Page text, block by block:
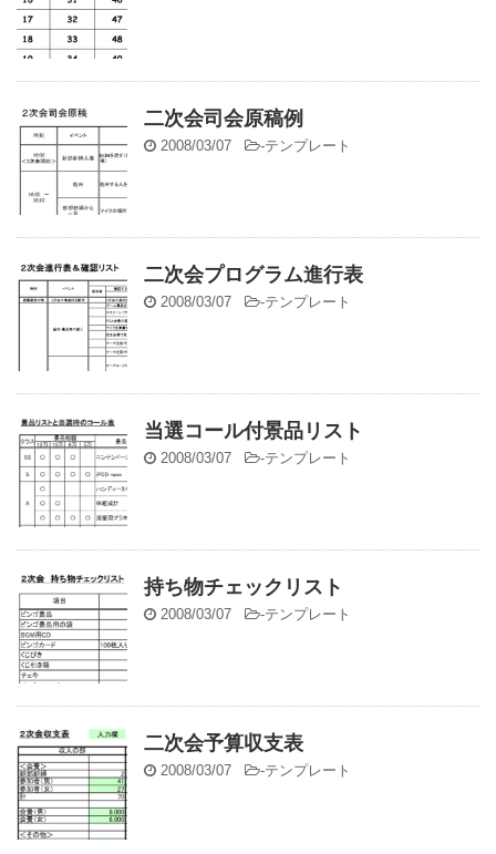
二次会司会原稿例
2008/03/07 -テンプレート
二次会プログラム進行表
2008/03/07 -テンプレート
当選コール付景品リスト
2008/03/07 -テンプレート
持ち物チェックリスト
2008/03/07 -テンプレート
二次会予算収支表
2008/03/07 -テンプレート